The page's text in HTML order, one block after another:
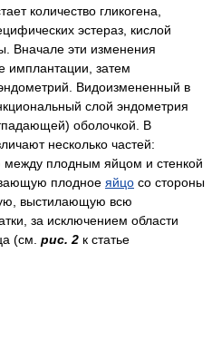
количество гликогена,
эстераз, кислой
Вначале эти изменения
имплантации, затем
Видоизмененный в
слой эндометрия
оболочкой. В
несколько частей:
плодным яйцом и стенкой
плодное яйцо со стороны
выстилающую всю
за исключением области
(см. рис. 2 к статье